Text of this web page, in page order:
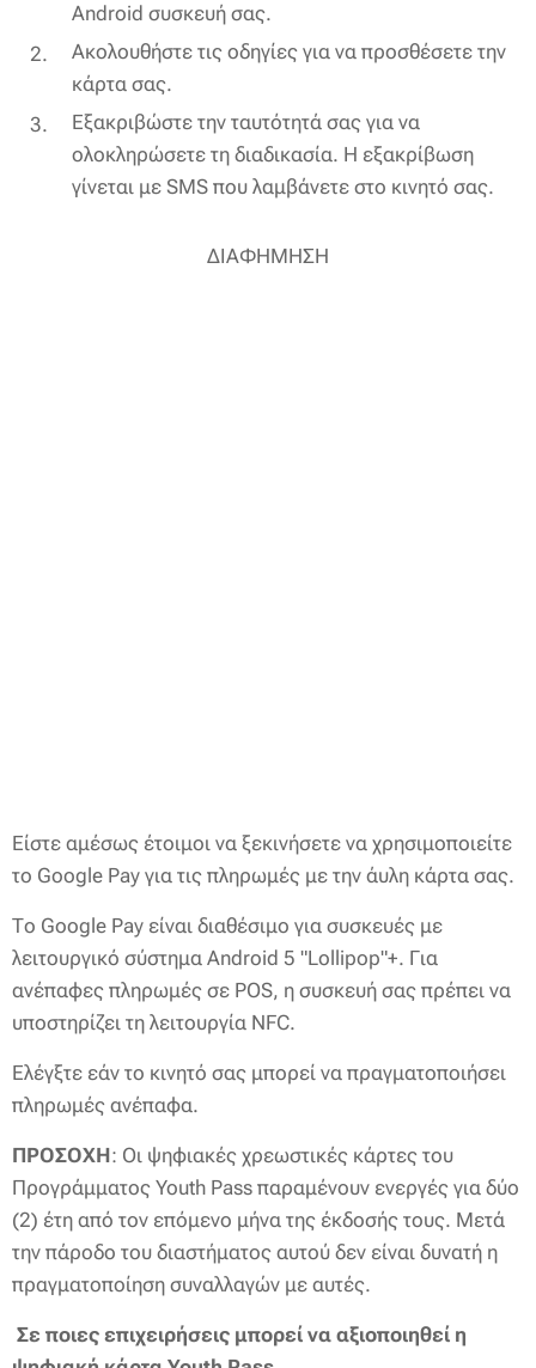
Android συσκευή σας.
Ακολουθήστε τις οδηγίες για να προσθέσετε την
κάρτα σας.
Εξακριβώστε την ταυτότητά σας για να
ολοκληρώσετε τη διαδικασία. H εξακρίβωση
γίνεται με SMS που λαμβάνετε στο κινητό σας.
ΔΙΑΦΗΜΗΣΗ
Είστε αμέσως έτοιμοι να ξεκινήσετε να χρησιμοποιείτε
το Google Pay για τις πληρωμές με την άυλη κάρτα σας.
Το Google Pay είναι διαθέσιμο για συσκευές με
λειτουργικό σύστημα Android 5 "Lollipop"+. Για
ανέπαφες πληρωμές σε POS, η συσκευή σας πρέπει να
υποστηρίζει τη λειτουργία NFC.
Ελέγξτε εάν το κινητό σας μπορεί να πραγματοποιήσει
πληρωμές ανέπαφα.
ΠΡΟΣΟΧΗ: Οι ψηφιακές χρεωστικές κάρτες του
Προγράμματος Youth Pass παραμένουν ενεργές για δύο
(2) έτη από τον επόμενο μήνα της έκδοσής τους. Μετά
την πάροδο του διαστήματος αυτού δεν είναι δυνατή η
πραγματοποίηση συναλλαγών με αυτές.
Σε ποιες επιχειρήσεις μπορεί να αξιοποιηθεί η